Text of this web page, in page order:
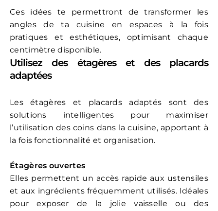
Ces idées te permettront de transformer les
angles de ta cuisine en espaces à la fois
pratiques et esthétiques, optimisant chaque
centimètre disponible.
Utilisez des étagères et des placards
adaptées
Les étagères et placards adaptés sont des
solutions intelligentes pour maximiser
l’utilisation des coins dans la cuisine, apportant à
la fois fonctionnalité et organisation.
Étagères ouvertes
Elles permettent un accès rapide aux ustensiles
et aux ingrédients fréquemment utilisés. Idéales
pour exposer de la jolie vaisselle ou des